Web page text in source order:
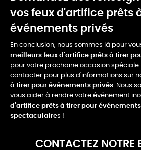
vos feux d'artifice prêts
événements privés
En conclusion, nous sommes là pour
meilleurs feux d'artifice prêts à tirer
pour votre prochaine occasion spéciale.
contacter pour plus d'informations sur
à tirer pour événements privés. Nous
vous aider à rendre votre événement
d'artifice prêts à tirer pour
spectaculaires !
CONTACTEZ NOTRE